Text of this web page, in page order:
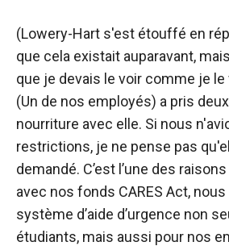
(Lowery-Hart s'est étouffé en
que cela existait auparavant,
que je devais le voir comme je
(Un de nos employés) a pris
nourriture avec elle. Si nous
restrictions, je ne pense pas
demandé. C’est l’une des
avec nos fonds CARES Act,
système d’aide d’urgence non
étudiants, mais aussi pour nos